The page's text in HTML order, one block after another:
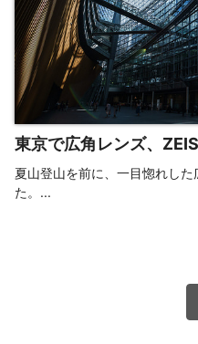
東京で広角レンズ、
夏山登山を前に、一目惚れし
た。 ...